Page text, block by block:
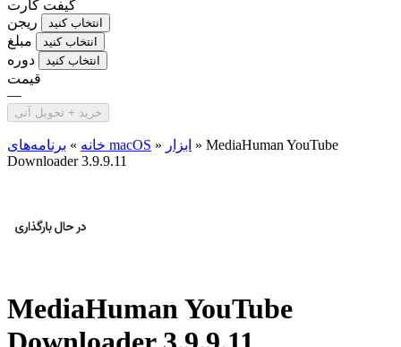
گیفت کارت
ریجن
انتخاب کنید
مبلغ انتخاب کنید
دوره انتخاب کنید
قیمت
—
خرید + تحویل آنی
خانه » برنامه‌های macOS » ابزار » MediaHuman YouTube
Downloader 3.9.9.11
MediaHuman YouTube